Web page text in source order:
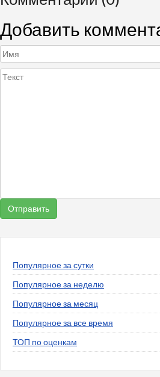
Добавить
Популярное за сутки
Популярное за неделю
Популярное за месяц
Популярное за все время
ТОП по оценкам